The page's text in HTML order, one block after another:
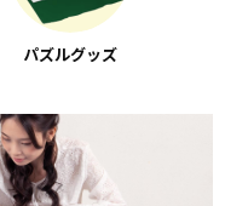
パズルグッズ